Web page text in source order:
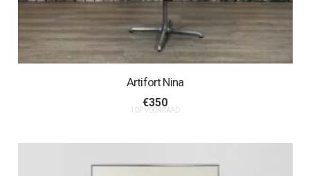
Artifort Nina
€350
1 OP VOORRAAD